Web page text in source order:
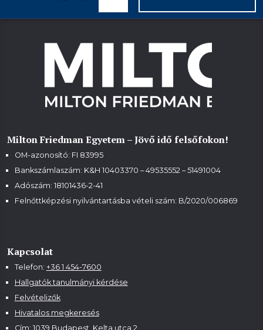
Milton Friedman Egyetem – Jövő idő felsőfokon!
OM-azonosító: FI 83995
Bankszámlaszám: K&H 10403370 – 49535552 – 51491004
Adószám: 18101436-2-41
Felnőttképzési nyilvántartásba vételi szám: B/2020/006869
Kapcsolat
Telefon: +36 1 454-7600
Hallgatók tanulmányi kérdése
Felvételizők
Hivatalos megkeresés
Cím: 1039 Budapest, Kelta utca 2.